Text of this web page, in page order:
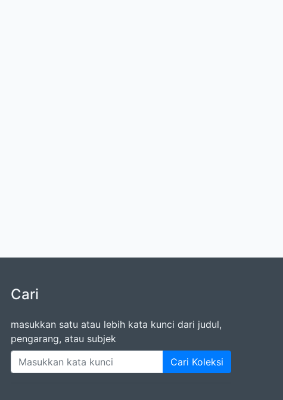
Cari
masukkan satu atau lebih kata kunci dari judul,
pengarang, atau subjek
Cari Koleksi